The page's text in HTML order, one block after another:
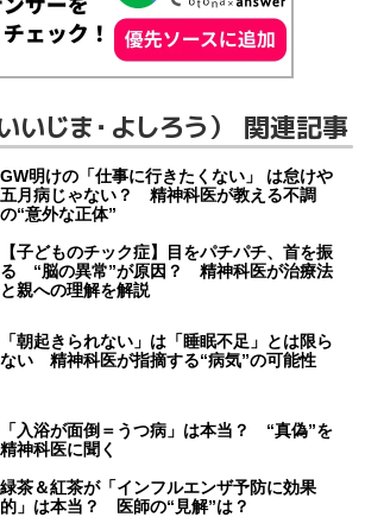
いじま・よしろう） 関連記事
GW明けの「仕事に行きたくない」 は怠けや
五月病じゃない？ 精神科医が教える不調
の“意外な正体”
【子どものチック症】目をパチパチ、首を振
る “脳の異常”が原因？ 精神科医が治療法
と親への理解を解説
「朝起きられない」は「睡眠不足」とは限ら
ない 精神科医が指摘する“病気”の可能性
「入浴が面倒＝うつ病」は本当？ “真偽”を
精神科医に聞く
緑茶＆紅茶が「インフルエンザ予防に効果
的」は本当？ 医師の“見解”は？